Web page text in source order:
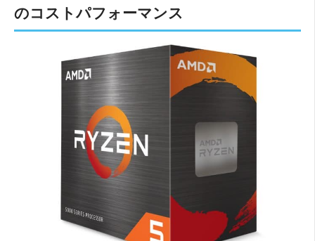
のコストパフォーマンス